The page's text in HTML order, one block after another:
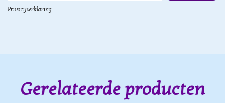
Privacyverklaring
Gerelateerde producten